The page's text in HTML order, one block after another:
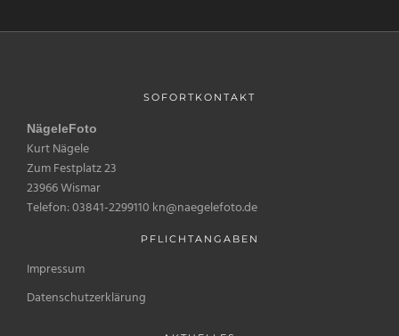
SOFORTKONTAKT
NägeleFoto
Kurt Nägele
Zum Festplatz 23
23966 Wismar
Telefon: 03841-2299110 kn@naegelefoto.de
PFLICHTANGABEN
Impressum
Datenschutzerklärung